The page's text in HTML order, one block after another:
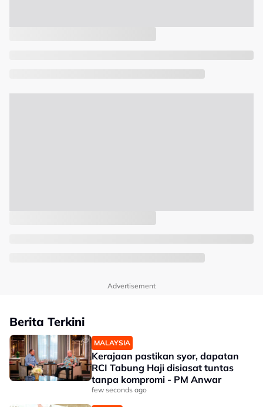
Advertisement
Berita Terkini
MALAYSIA
Kerajaan pastikan syor, dapatan
RCI Tabung Haji disiasat tuntas
tanpa kompromi - PM Anwar
few seconds ago